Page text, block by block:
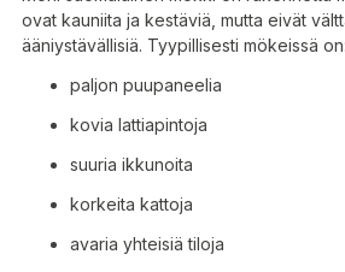
ovat kauniita ja kestäviä, mutta eivät
ääniystävällisiä. Tyypillisesti mökeissä on:
paljon puupaneelia
kovia lattiapintoja
suuria ikkunoita
korkeita kattoja
avaria yhteisiä tiloja